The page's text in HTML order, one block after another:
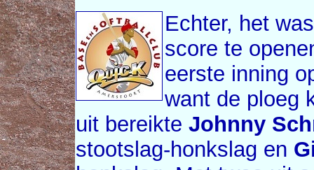
Echter, het
score te
eerste inning
want de ploeg
uit bereikte Johnny
stootslag-honkslag en